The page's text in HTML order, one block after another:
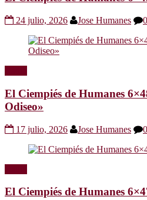
24 julio, 2026 Jose Humanes 0
El Ciempiés de Humanes
Odiseo»
17 julio, 2026 Jose Humanes 0
El Ciempiés de Humanes